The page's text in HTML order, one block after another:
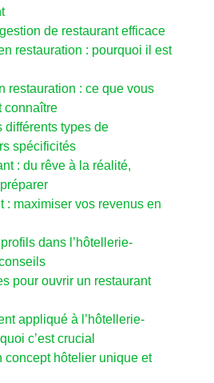
de restaurant efficace
restauration : pourquoi il est
restauration : ce que vous
connaître
différents types de
spécificités
: du rêve à la réalité,
: maximiser vos revenus en
dans l’hôtellerie-
pour ouvrir un restaurant
appliqué à l’hôtellerie-
c’est crucial
concept hôtelier unique et